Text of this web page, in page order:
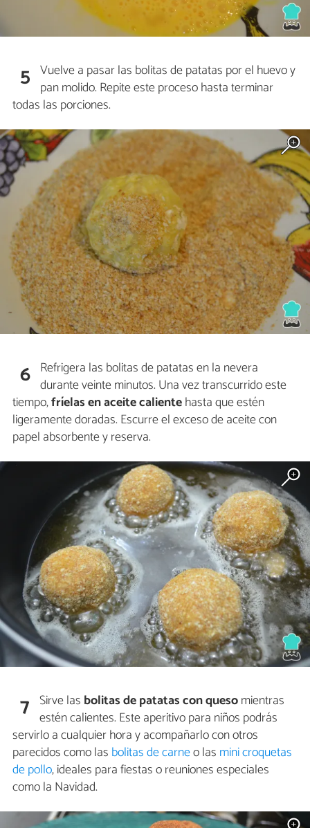
5 Vuelve a pasar las bolitas de patatas por el huevo y
pan molido. Repite este proceso hasta terminar
todas las porciones.
6 Refrigera las bolitas de patatas en la nevera
durante veinte minutos. Una vez transcurrido este
tiempo,fríelas en aceite calientehasta que estén
ligeramente doradas. Escurre el exceso de aceite con
papel absorbente y reserva.
7 Sirve las bolitas de patatas con quesomientras
estén calientes. Este aperitivo para niños podrás
servirlo a cualquier hora y acompañarlo con otros
parecidos como las bolitas de carneo las mini croquetas
de pollo, ideales para fiestas o reuniones especiales
como la Navidad.